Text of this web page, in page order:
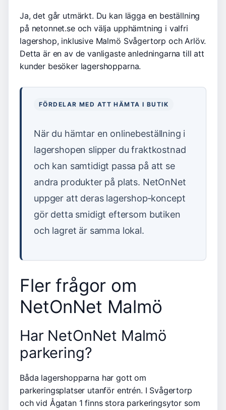
Ja, det går utmärkt. Du kan lägga en beställning
på netonnet.se och välja upphämtning i valfri
lagershop, inklusive Malmö Svågertorp och Arlöv.
Detta är en av de vanligaste anledningarna till att
kunder besöker lagershopparna.
FÖRDELAR MED ATT HÄMTA I BUTIK
När du hämtar en onlinebeställning i
lagershopen slipper du fraktkostnad
och kan samtidigt passa på att se
andra produkter på plats. NetOnNet
uppger att deras lagershop‑koncept
gör detta smidigt eftersom butiken
och lagret är samma lokal.
Fler frågor om
NetOnNet Malmö
Har NetOnNet Malmö
parkering?
Båda lagershopparna har gott om
parkeringsplatser utanför entrén. I Svågertorp
och vid Ågatan 1 finns stora parkeringsytor som